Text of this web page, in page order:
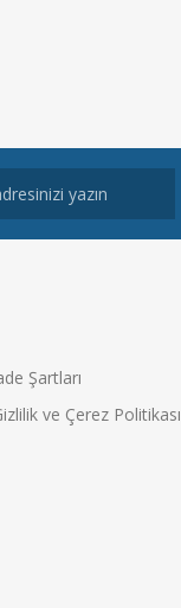
Şartları
ve Çerez Politikası